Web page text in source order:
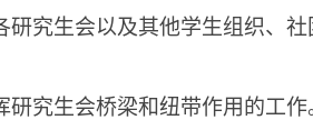
研究生会以及其他学生组织、
研究生会桥梁和纽带作用的工作